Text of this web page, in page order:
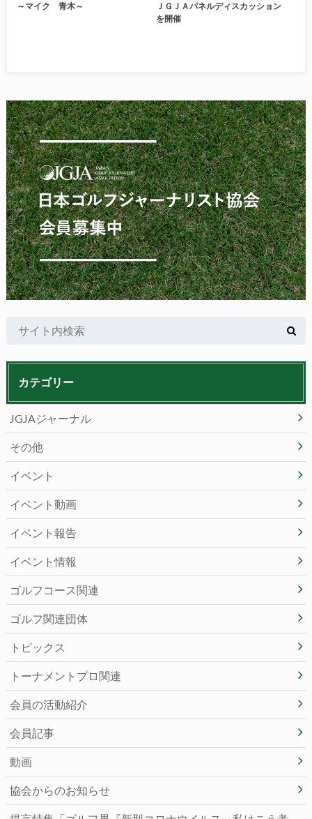
～マイク 青木～
ＪＧＪＡパネルディスカッション
を開催
カテゴリー
JGJAジャーナル
その他
イベント
イベント動画
イベント報告
イベント情報
ゴルフコース関連
ゴルフ関連団体
トピックス
トーナメントプロ関連
会員の活動紹介
会員記事
動画
協会からのお知らせ